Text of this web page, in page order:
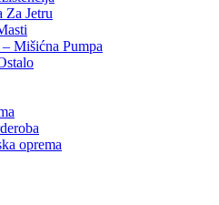
Za Jetru
Mišićna Pumpa
oprema